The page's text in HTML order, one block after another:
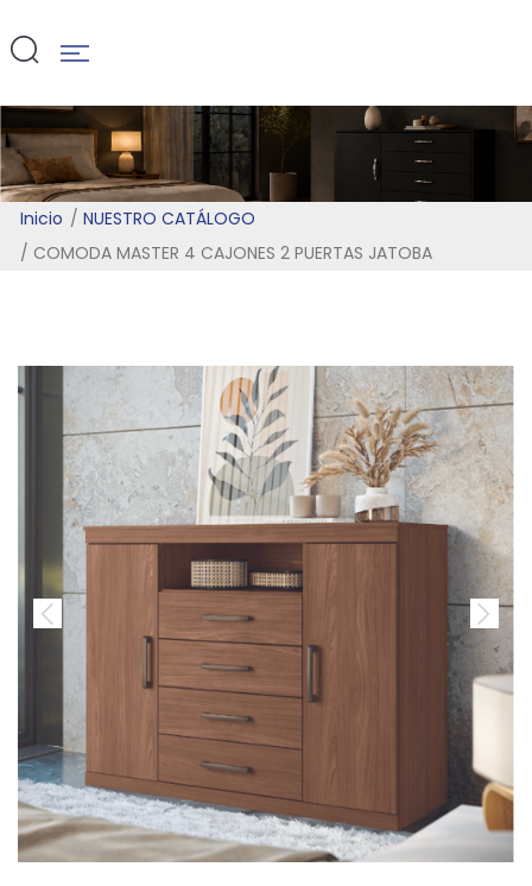
Inicio
NUESTRO CATÁLOGO
COMODA MASTER 4 CAJONES 2 PUERTAS JATOBA